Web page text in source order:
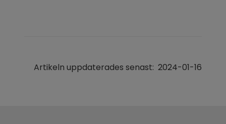
Artikeln uppdaterades senast: 2024-01-16